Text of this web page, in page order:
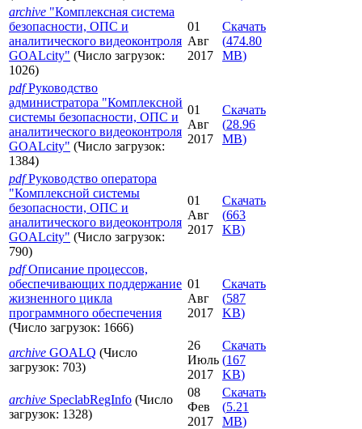
archive "Комплексная система
безопасности, ОПС и
аналитического видеоконтроля
GOALcity" (Число загрузок:
1026)
01
Авг
2017
Скачать
(474.80
MB)
pdf Руководство
администратора "Комплексной
системы безопасности, ОПС и
аналитического видеоконтроля
GOALcity" (Число загрузок:
1384)
01
Авг
2017
Скачать
(28.96
MB)
pdf Руководство оператора
"Комплексной системы
безопасности, ОПС и
аналитического видеоконтроля
GOALcity" (Число загрузок:
790)
01
Авг
2017
Скачать
(663
KB)
pdf Описание процессов,
обеспечивающих поддержание
жизненного цикла
программного обеспечения
(Число загрузок: 1666)
01
Авг
2017
Скачать
(587
KB)
archive GOALQ (Число
загрузок: 703)
26
Июль
2017
Скачать
(167
KB)
archive SpeclabRegInfo (Число
загрузок: 1328)
08
Фев
2017
Скачать
(5.21
MB)